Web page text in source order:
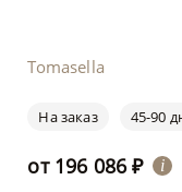
Tomasella
На заказ 45-90
от 196 086 ₽ i